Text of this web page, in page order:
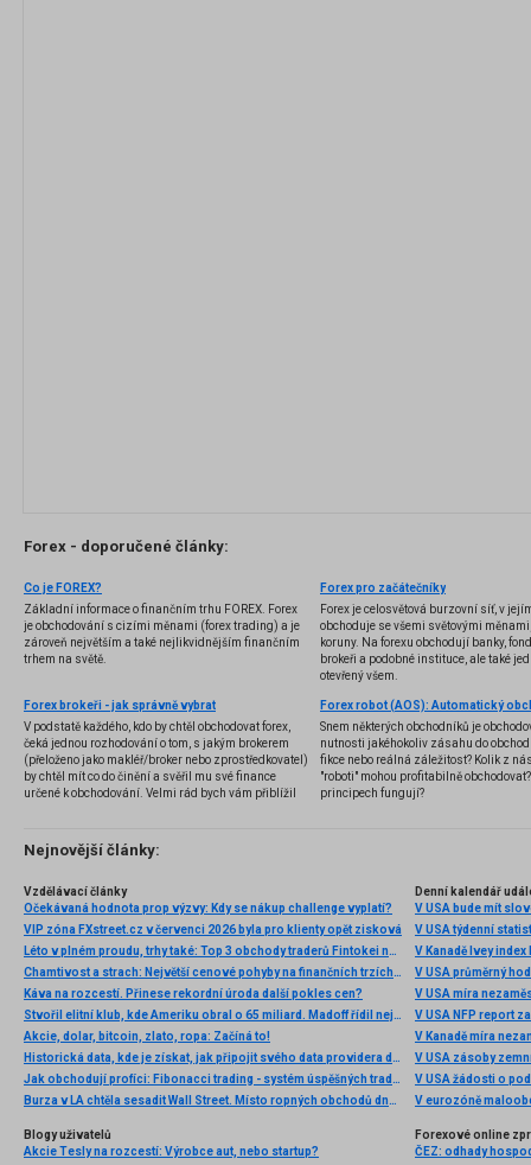
Forex - doporučené články:
Co je FOREX?
Základní informace o finančním trhu FOREX. Forex
je obchodování s cizími měnami (forex trading) a je
zároveň největším a také nejlikvidnějším finančním
trhem na světě.
Forex pro začátečníky
Forex je celosvětová burzovní síť, v
obchoduje se všemi světovými
koruny. Na forexu obchodují banky,
brokeři a podobné instituce, ale také
otevřený všem.
Forex brokeři - jak správně vybrat
V podstatě každého, kdo by chtěl obchodovat forex,
čeká jednou rozhodování o tom, s jakým brokerem
(přeloženo jako makléř/broker nebo zprostředkovatel)
by chtěl mít co do činění a svěřil mu své finance
určené k obchodování. Velmi rád bych vám přiblížil
několik příkladů nejznámějších z nich.
Snem některých obchodníků je
nutnosti jakéhokoliv zásahu do
fikce nebo reálná záležitost? Kolik z
"roboti" mohou profitabilně
principech fungují?
Nejnovější články:
Vzdělávací články
Očekávaná hodnota prop výzvy: Kdy se nákup challenge vyplatí?
VIP zóna FXstreet.cz v červenci 2026 byla pro klienty opět zisková
Léto v plném proudu, trhy také: Top 3 obchody traderů Fintokei na indexech a zlatě
Chamtivost a strach: Největší cenové pohyby na finančních trzích (červenec 2026)
Káva na rozcestí. Přinese rekordní úroda další pokles cen?
Stvořil elitní klub, kde Ameriku obral o 65 miliard. Madoff řídil největší Ponzi dějin
Akcie, dolar, bitcoin, zlato, ropa: Začíná to!
Historická data, kde je získat, jak připojit svého data providera do MultiCharts a proč je budeme potřebovat? (4. díl)
Jak obchodují profíci: Fibonacci trading - systém úspěšných traderů
Burza v LA chtěla sesadit Wall Street. Místo ropných obchodů dnes místem duní basy
Denní kalendář
V USA bude mít
V USA týdenní
V Kanadě Ivey index
V USA průměrný
V USA míra
V USA NFP report
V Kanadě míra
V USA zásoby
V USA žádosti o
V eurozóně
Blogy uživatelů
Akcie Tesly na rozcestí: Výrobce aut, nebo startup?
Forexové online
ČEZ: odhady